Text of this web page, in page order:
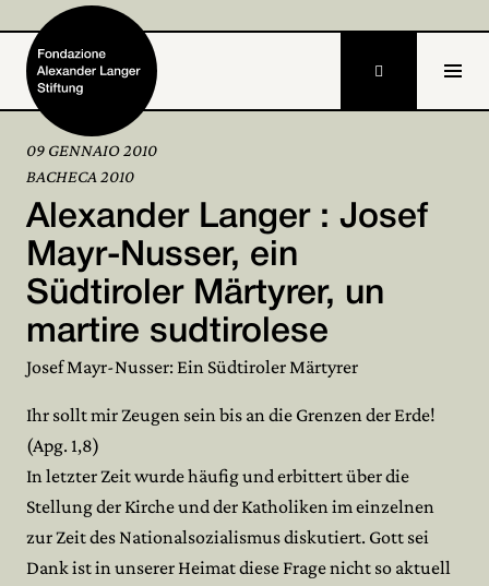
Home
Fondazione
Attività e progetti
Alexander Langer
Partecipa

09 GENNAIO 2010
BACHECA 2010
Alexander Langer : Josef
Mayr-Nusser, ein
Südtiroler Märtyrer, un
martire sudtirolese
Josef Mayr-Nusser: Ein Südtiroler Märtyrer
Ihr sollt mir Zeugen sein bis an die Grenzen der Erde!
(Apg. 1,8)
In letzter Zeit wurde häufig und erbittert über die
Stellung der Kirche und der Katholiken im einzelnen
zur Zeit des Nationalsozialismus diskutiert. Gott sei
Dank ist in unserer Heimat diese Frage nicht so aktuell